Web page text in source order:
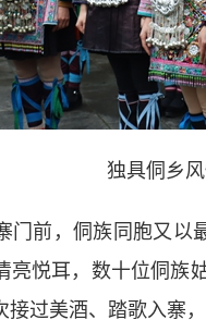
独具侗乡
前，侗族同胞又以最
亮悦耳，数十位侗族
过美酒、踏歌入寨